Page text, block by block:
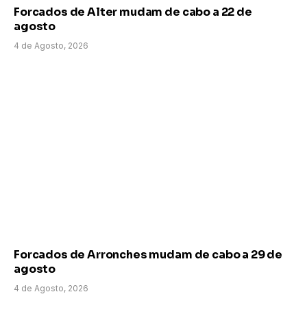
Forcados de Alter mudam de cabo a 22 de
agosto
4 de Agosto, 2026
Forcados de Arronches mudam de cabo a 29 de
agosto
4 de Agosto, 2026